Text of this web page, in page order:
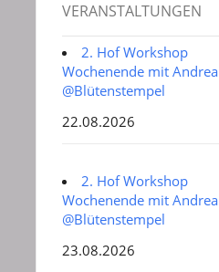
VERANSTALTUNGEN
2. Hof Workshop
Wochenende mit Andrea
@Blütenstempel
22.08.2026
2. Hof Workshop
Wochenende mit Andrea
@Blütenstempel
23.08.2026